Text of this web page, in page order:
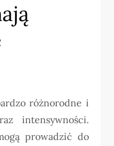
różnorodne i
intensywności.
prowadzić do